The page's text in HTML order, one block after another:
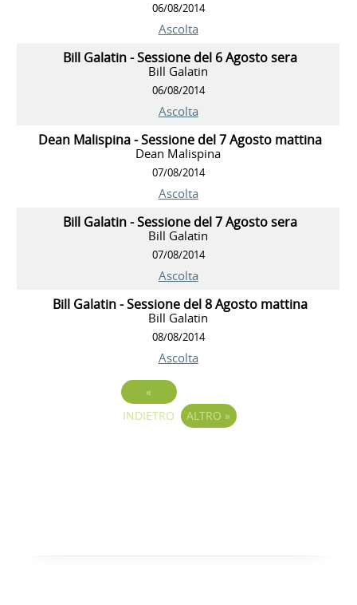
06/08/2014
Ascolta
Bill Galatin - Sessione del 6 Agosto sera
Bill Galatin
06/08/2014
Ascolta
Dean Malispina - Sessione del 7 Agosto mattina
Dean Malispina
07/08/2014
Ascolta
Bill Galatin - Sessione del 7 Agosto sera
Bill Galatin
07/08/2014
Ascolta
Bill Galatin - Sessione del 8 Agosto mattina
Bill Galatin
08/08/2014
Ascolta
«
INDIETRO
ALTRO »